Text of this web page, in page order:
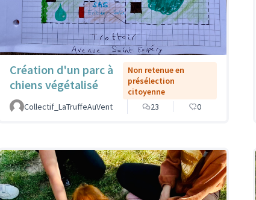
Création d'un parc à
chiens végétalisé
Non retenue en
présélection
citoyenne
Collectif_LaTruffeAuVent
23 0